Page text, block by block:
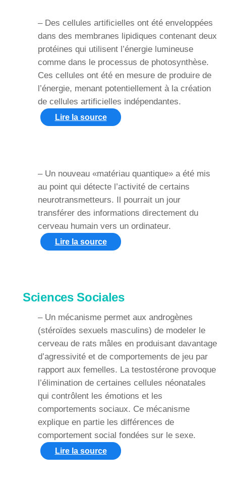
– Des cellules artificielles ont été enveloppées
dans des membranes lipidiques contenant deux
protéines qui utilisent l’énergie lumineuse
comme dans le processus de photosynthèse.
Ces cellules ont été en mesure de produire de
l’énergie, menant potentiellement à la création
de cellules artificielles indépendantes.
Lire la source
– Un nouveau «matériau quantique» a été mis
au point qui détecte l’activité de certains
neurotransmetteurs. Il pourrait un jour
transférer des informations directement du
cerveau humain vers un ordinateur.
Lire la source
Sciences Sociales
– Un mécanisme permet aux androgènes
(stéroïdes sexuels masculins) de modeler le
cerveau de rats mâles en produisant davantage
d’agressivité et de comportements de jeu par
rapport aux femelles. La testostérone provoque
l’élimination de certaines cellules néonatales
qui contrôlent les émotions et les
comportements sociaux. Ce mécanisme
explique en partie les différences de
comportement social fondées sur le sexe.
Lire la source